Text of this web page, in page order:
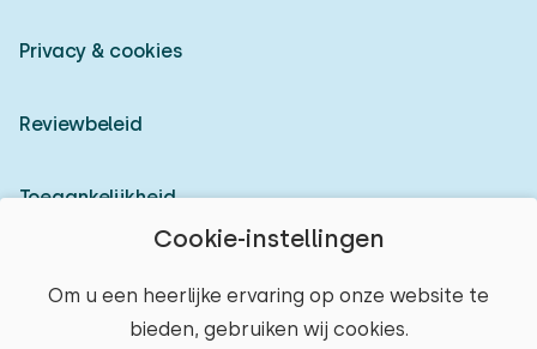
Cookie-instellingen
Om u een heerlijke ervaring op onze website te
bieden, gebruiken wij cookies.
Privacy & cookies
Reviewbeleid
Toegankelijkheid
© 2026 Heerlijke Huisjes (geregistreerd merk)